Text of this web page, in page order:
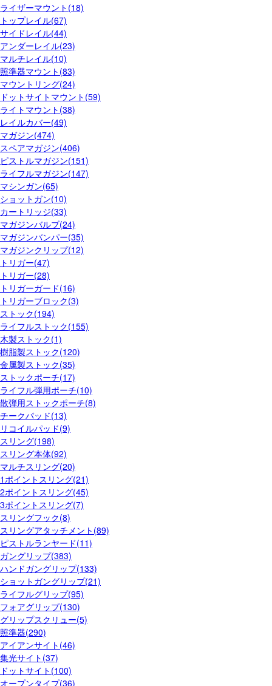
ライザーマウント(18)
トップレイル(67)
サイドレイル(44)
アンダーレイル(23)
マルチレイル(10)
照準器マウント(83)
マウントリング(24)
ドットサイトマウント(59)
ライトマウント(38)
レイルカバー(49)
マガジン(474)
スペアマガジン(406)
ピストルマガジン(151)
ライフルマガジン(147)
マシンガン(65)
ショットガン(10)
カートリッジ(33)
マガジンバルブ(24)
マガジンバンパー(35)
マガジンクリップ(12)
トリガー(47)
トリガー(28)
トリガーガード(16)
トリガーブロック(3)
ストック(194)
ライフルストック(155)
木製ストック(1)
樹脂製ストック(120)
金属製ストック(35)
ストックポーチ(17)
ライフル弾用ポーチ(10)
散弾用ストックポーチ(8)
チークパッド(13)
リコイルパッド(9)
スリング(198)
スリング本体(92)
マルチスリング(20)
1ポイントスリング(21)
2ポイントスリング(45)
3ポイントスリング(7)
スリングフック(8)
スリングアタッチメント(89)
ピストルランヤード(11)
ガングリップ(383)
ハンドガングリップ(133)
ショットガングリップ(21)
ライフルグリップ(95)
フォアグリップ(130)
グリップスクリュー(5)
照準器(290)
アイアンサイト(46)
集光サイト(37)
ドットサイト(100)
オープンタイプ(36)